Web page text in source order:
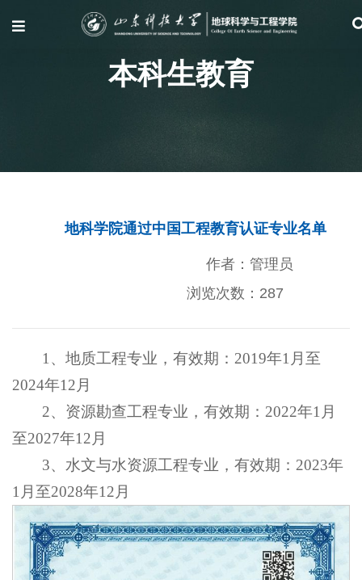
本科生教育
地科学院通过中国工程教育认证专业名单
作者：管理员
浏览次数： 287
1、地质工程专业，有效期：2019年1月至
2024年12月
2、资源勘查工程专业，有效期：2022年1月
至2027年12月
3、水文与水资源工程专业，有效期：2023年
1月至2028年12月